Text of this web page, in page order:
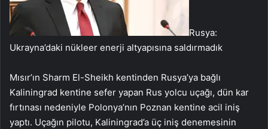
Rusya:
Ukrayna’daki nükleer enerji altyapısına saldırmadık
Mısır’ın Sharm El-Sheikh kentinden Rusya’ya bağlı
Kaliningrad kentine sefer yapan Rus yolcu uçağı, dün kar
fırtınası nedeniyle Polonya’nın Poznan kentine acil iniş
yaptı. Uçağın pilotu, Kaliningrad’a üç iniş denemesinin